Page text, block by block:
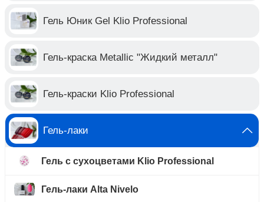
Гель Юник Gel Klio Professional
Гель-краска Metallic "Жидкий металл"
Гель-краски Klio Professional
Гель-лаки
Гель с сухоцветами Klio Professional
Гель-лаки Alta Nivelo